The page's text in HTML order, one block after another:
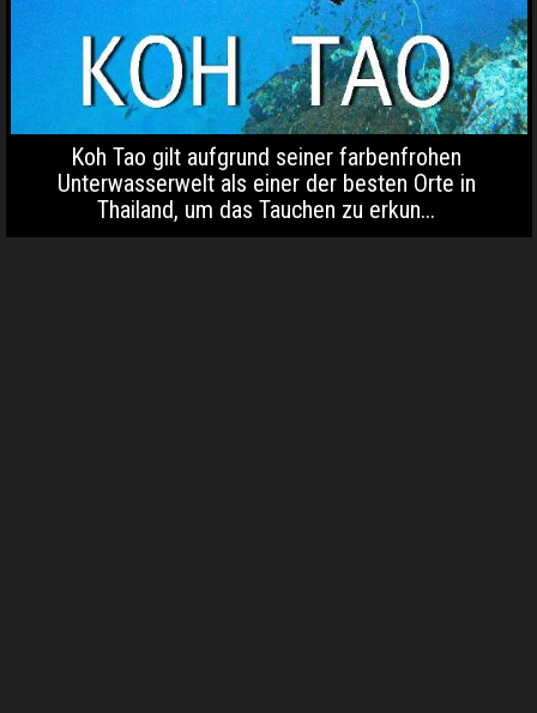
Koh Tao gilt aufgrund seiner farbenfrohen
Unterwasserwelt als einer der besten Orte in
Thailand, um das Tauchen zu erkun...